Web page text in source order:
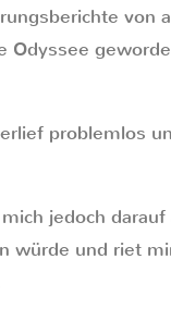
von
Odyssee
problemlos
jedoch
würde und riet